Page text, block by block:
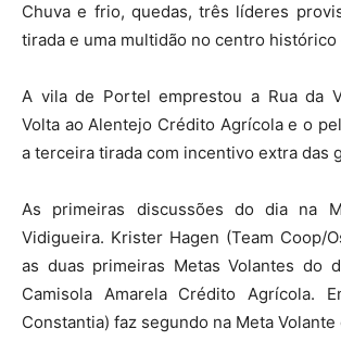
Chuva e frio, quedas, três líderes
tirada e uma multidão no centro histórico
A vila de Portel emprestou a Rua da
Volta ao Alentejo Crédito Agrícola e o
a terceira tirada com incentivo extra das
As primeiras discussões do dia na
Vidigueira. Krister Hagen (Team Coop/
as duas primeiras Metas Volantes do
Camisola Amarela Crédito Agrícola.
Constantia) faz segundo na Meta Volante